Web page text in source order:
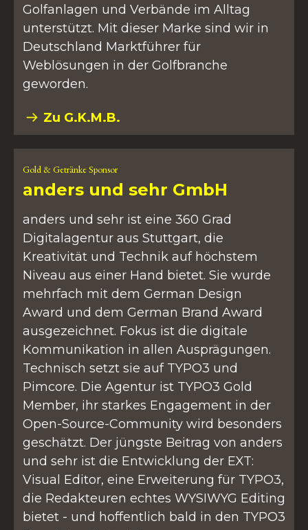
Golfanlagen und Verbände im Alltag
unterstützt. Mit dieser Marke sind wir in
Deutschland Marktführer für
Weblösungen in der Golfbranche
geworden.
Zu G.K.M.B.
Gold & Getränke Sponsor
anders und sehr GmbH
anders und sehr ist eine 360 Grad
Digitalagentur aus Stuttgart, die
Kreativität und Technik auf höchstem
Niveau aus einer Hand bietet. Sie wurde
mehrfach mit dem German Design
Award und dem German Brand Award
ausgezeichnet. Fokus ist die digitale
Kommunikation in allen Ausprägungen.
Technisch setzt sie auf TYPO3 und
Pimcore. Die Agentur ist TYPO3 Gold
Member, ihr starkes Engagement in der
Open-Source-Community wird besonders
geschätzt. Der jüngste Beitrag von anders
und sehr ist die Entwicklung der EXT:
Visual Editor, eine Erweiterung für TYPO3,
die Redakteuren echtes WYSIWYG Editing
bietet - und hoffentlich bald in den TYPO3